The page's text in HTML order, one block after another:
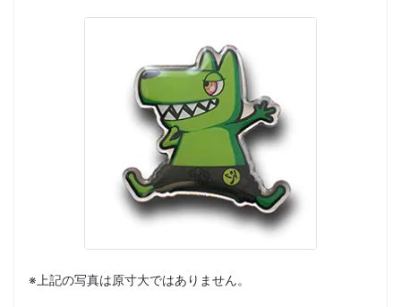
※上記の写真は原寸大ではありません。